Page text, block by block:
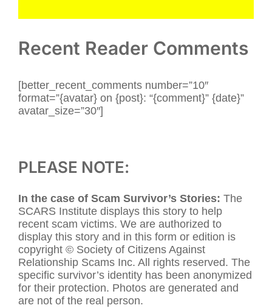
Recent Reader Comments
[better_recent_comments number=”10″
format=”{avatar} on {post}: “{comment}” {date}”
avatar_size=”30″]
PLEASE NOTE:
In the case of Scam Survivor’s Stories: The
SCARS Institute displays this story to help
recent scam victims. We are authorized to
display this story and in this form or edition is
copyright © Society of Citizens Against
Relationship Scams Inc. All rights reserved. The
specific survivor’s identity has been anonymized
for their protection. Photos are generated and
are not of the real person.